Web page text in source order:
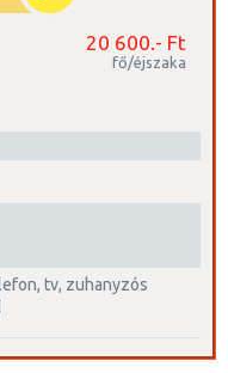
20 600.- Ft
fő/éjszaka